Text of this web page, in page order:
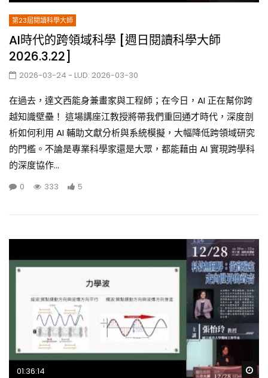
第23屆閱讀科學大師
AI時代的跨領域科學 [週日閱讀科學大師
2026.3.22]
2026-03-24 - LUD: 2026-03-30
在過去，達文西能身兼畫家與工程師；在今日，AI 正在幫你跨
越知識壁壘！ 這場講座江教授將帶我們重回通才時代，深度剖
析如何利用 AI 輔助文獻分析與系統模擬，大幅降低跨領域研究
的門檻。不論是專業科學家還是大眾，都能藉由 AI 實現跨學科
的深度協作...
0 333 5
01:36:14